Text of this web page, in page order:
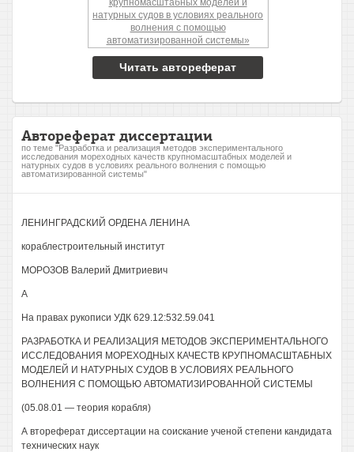
Читать автореферат
Автореферат диссертации
по теме "Разработка и реализация методов экспериментального
исследования мореходных качеств крупномасштабных моделей и
натурных судов в условиях реального волнения с помощью
автоматизированной системы"
ЛЕНИНГРАДСКИЙ ОРДЕНА ЛЕНИНА
кораблестроительный институт
МОРОЗОВ Валерий Дмитриевич
А
На правах рукописи УДК 629.12:532.59.041
РАЗРАБОТКА И РЕАЛИЗАЦИЯ МЕТОДОВ ЭКСПЕРИМЕНТАЛЬНОГО
ИССЛЕДОВАНИЯ МОРЕХОДНЫХ КАЧЕСТВ КРУПНОМАСШТАБНЫХ
МОДЕЛЕЙ И НАТУРНЫХ СУДОВ В УСЛОВИЯХ РЕАЛЬНОГО
ВОЛНЕНИЯ С ПОМОЩЬЮ АВТОМАТИЗИРОВАННОЙ СИСТЕМЫ
(05.08.01 — теория корабля)
А втореферат диссертации на соискание ученой степени кандидата
технических наук